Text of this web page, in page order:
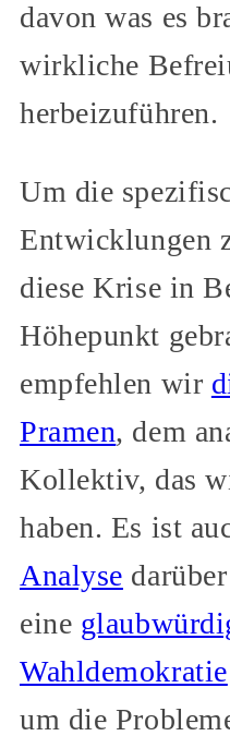
davon was es
wirkliche
herbeizuführen.
Um die
Entwicklungen
diese Krise in
Höhepunkt
empfehlen wir
Pramen, dem
Kollektiv, das
haben. Es ist
Analyse
eine
Wahldemokratie
um die